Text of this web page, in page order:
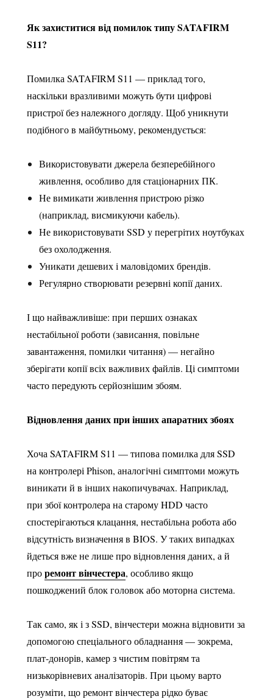
Як захиститися від помилок типу SATAFIRM
S11?
Помилка SATAFIRM S11 — приклад того,
наскільки вразливими можуть бути цифрові
пристрої без належного догляду. Щоб уникнути
подібного в майбутньому, рекомендується:
Використовувати джерела безперебійного
живлення, особливо для стаціонарних ПК.
Не вимикати живлення пристрою різко
(наприклад, висмикуючи кабель).
Не використовувати SSD у перегрітих ноутбуках
без охолодження.
Уникати дешевих і маловідомих брендів.
Регулярно створювати резервні копії даних.
І що найважливіше: при перших ознаках
нестабільної роботи (зависання, повільне
завантаження, помилки читання) — негайно
зберігати копії всіх важливих файлів. Ці симптоми
часто передують серйознішим збоям.
Відновлення даних при інших апаратних збоях
Хоча SATAFIRM S11 — типова помилка для SSD
на контролері Phison, аналогічні симптоми можуть
виникати й в інших накопичувачах. Наприклад,
при збої контролера на старому HDD часто
спостерігаються клацання, нестабільна робота або
відсутність визначення в BIOS. У таких випадках
йдеться вже не лише про відновлення даних, а й
проремонт вінчестера, особливо якщо
пошкоджений блок головок або моторна система.
Так само, як і з SSD, вінчестери можна відновити за
допомогою спеціального обладнання — зокрема,
плат-донорів, камер з чистим повітрям та
низькорівневих аналізаторів. При цьому варто
розуміти, що ремонт вінчестера рідко буває